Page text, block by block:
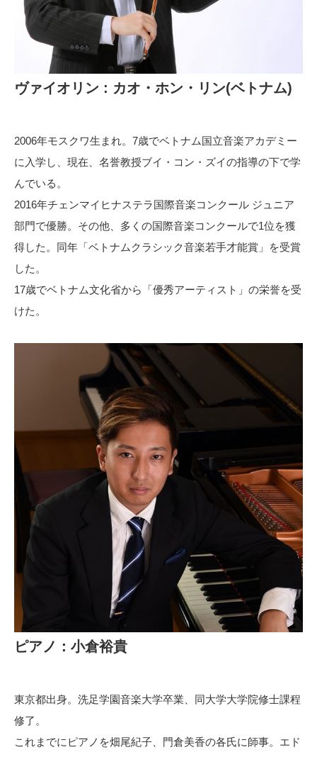
ヴァイオリン : カオ・ホン・リン(ベトナム)
2006年モスクワ生まれ。7歳でベトナム国立音楽アカデミー
に入学し、現在、名誉教授ブイ・コン・ズイの指導の下で学
んでいる。
2016年チェンマイヒナステラ国際音楽コンクール ジュニア
部門で優勝。その他、多くの国際音楽コンクールで1位を獲
得した。同年「ベトナムクラシック音楽若手才能賞」を受賞
した。
17歳でベトナム文化省から「優秀アーティスト」の栄誉を受
けた。
ピアノ：小倉裕貴
東京都出身。洗足学園音楽大学卒業、同大学大学院修士課程
修了。
これまでにピアノを畑尾紀子、門倉美香の各氏に師事。エド